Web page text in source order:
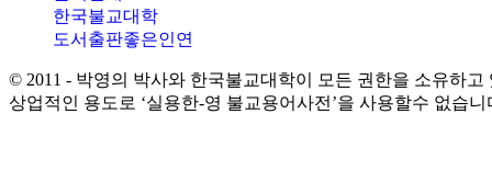
한국불교대학
도서출판좋은인연
© 2011 - 박영의 박사와 한국불교대학이 모든 권한을 소유하고
상업적인 용도로 ‘실용한-영 불교용어사전’을 사용할수 없습니